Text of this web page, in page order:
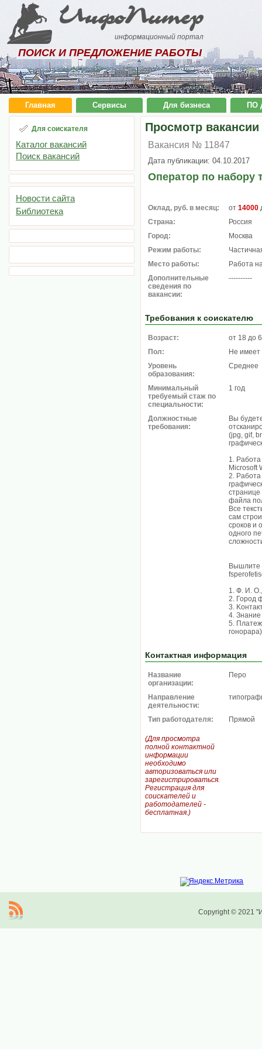
ИнфоПитер
информационный портал
ПОИСК И ПРЕДЛОЖЕНИЕ РАБОТЫ
Главная Сервисы Для бизнеса ПО
Для соискателя
Каталог вакансий
Поиск вакансий
Новости сайта
Библиотека
Просмотр вакансии
Вакансия № 11847
Дата публикации: 04.10.2017
Оператор по набору
Оклад, руб. в месяц: от 14000
Страна:
Россия
Город:
Москва
Режим работы:
Место работы:
Работа
Дополнительные
сведения по
вакансии:
----------
Требования к соискателю
Возраст:
от 18 до
Пол:
Не имеет
Уровень
образования:
Среднее
Минимальный
требуемый стаж по
специальности:
1 год
Должностные
требования:
Вы
(jpg, gif,
1.
Microsoft
2.
странице
файла
Все
caм
cpoкoв и
одного
Вышлите
1. Ф. И.
2. Город
3.
4.
5.
Контактная информация
Название
организации:
Перо
Направление
деятельности:
Тип работодателя: Прямой
(Для просмотра
полной контактной
информации
необходимо
авторизоваться или
зарегистрироваться.
Регистрация для
соискателей и
работодателей -
бесплатная.)
Copyright © 2021